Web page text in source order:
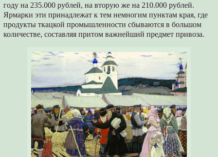
году на 235.000 рублей, на вторую же на 210.000 рублей.
Ярмарки эти принадлежат к тем немногим пунктам края, где
продукты ткацкой промышленности сбываются в большом
количестве, составляя притом важнейший предмет привоза.